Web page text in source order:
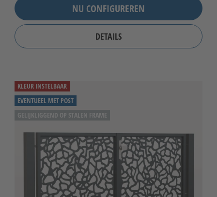
NU CONFIGUREREN
DETAILS
KLEUR INSTELBAAR
EVENTUEEL MET POST
GELIJKLIGGEND OP STALEN FRAME